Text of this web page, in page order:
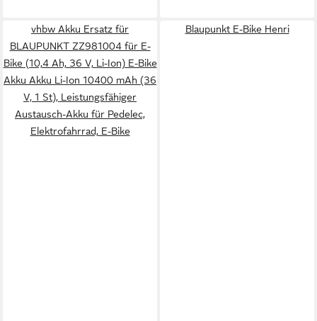
vhbw Akku Ersatz für
BLAUPUNKT ZZ981004 für E-
Bike (10,4 Ah, 36 V, Li-Ion) E-Bike
Akku Akku Li-Ion 10400 mAh (36
V, 1 St), Leistungsfähiger
Austausch-Akku für Pedelec,
Elektrofahrrad, E-Bike
Blaupunkt E-Bike Henri